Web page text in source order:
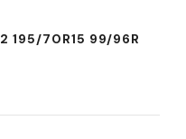
195/70R15 99/96R